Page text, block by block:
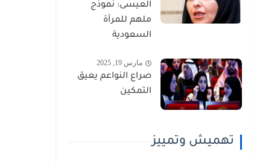
العيسى: نموذج
ملهم للمرأة
السعودية
مارس 19, 2025
صراع النواعم يعيق
التمكين
تهميش وتمييز